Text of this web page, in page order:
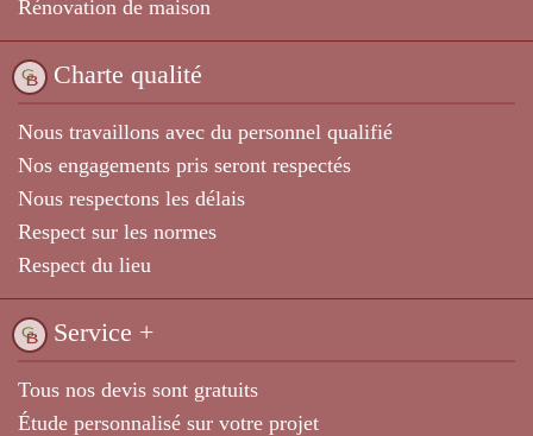
Rénovation de maison
Charte qualité
Nous travaillons avec du personnel qualifié
Nos engagements pris seront respectés
Nous respectons les délais
Respect sur les normes
Respect du lieu
Service +
Tous nos devis sont gratuits
Étude personnalisé sur votre projet